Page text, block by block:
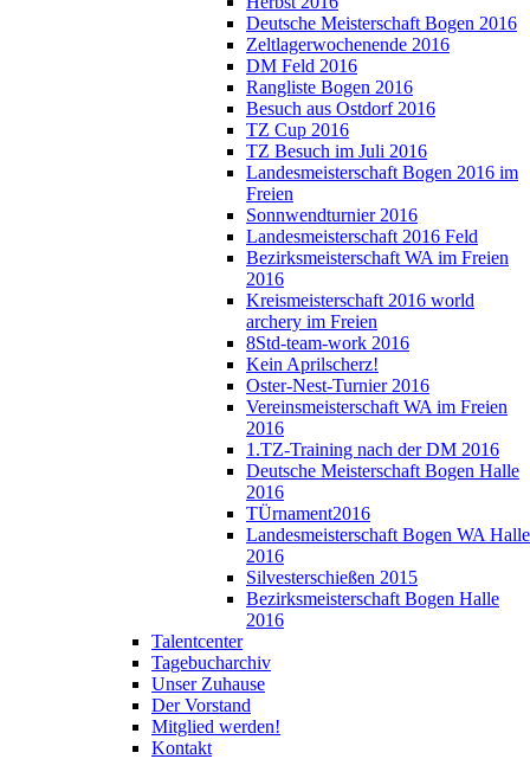
Deutsche Meisterschaft Bogen 2016
Zeltlagerwochenende 2016
DM Feld 2016
Rangliste Bogen 2016
Besuch aus Ostdorf 2016
TZ Cup 2016
TZ Besuch im Juli 2016
Landesmeisterschaft Bogen 2016 im
Freien
Sonnwendturnier 2016
Landesmeisterschaft 2016 Feld
Bezirksmeisterschaft WA im Freien
2016
Kreismeisterschaft 2016 world
archery im Freien
8Std-team-work 2016
Kein Aprilscherz!
Oster-Nest-Turnier 2016
Vereinsmeisterschaft WA im Freien
2016
1.TZ-Training nach der DM 2016
Deutsche Meisterschaft Bogen Halle
2016
TÜrnament2016
Landesmeisterschaft Bogen WA Halle
2016
Silvesterschießen 2015
Bezirksmeisterschaft Bogen Halle
2016
Talentcenter
Tagebucharchiv
Unser Zuhause
Der Vorstand
Mitglied werden!
Kontakt